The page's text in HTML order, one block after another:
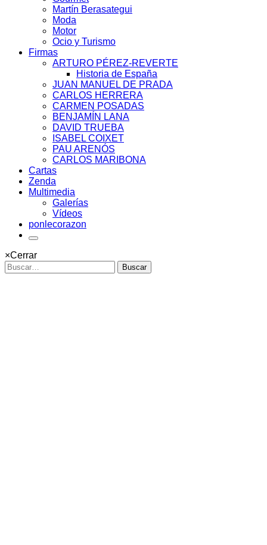
Martín Berasategui
Moda
Motor
Ocio y Turismo
Firmas
ARTURO PÉREZ-REVERTE
Historia de España
JUAN MANUEL DE PRADA
CARLOS HERRERA
CARMEN POSADAS
BENJAMÍN LANA
DAVID TRUEBA
ISABEL COIXET
PAU ARENÓS
CARLOS MARIBONA
Cartas
Zenda
Multimedia
Galerías
Vídeos
ponlecorazon
×Cerrar
Buscar